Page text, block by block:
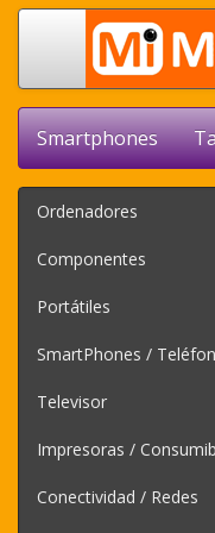
Smartphones
Ordenadores
Componentes
Portátiles
SmartPhones /
Televisor
Impresoras /
Conectividad / Redes